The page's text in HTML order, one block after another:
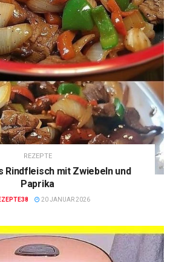
REZEPTE
Rindfleisch mit Zwiebeln und
Paprika
20 JANUAR 2026